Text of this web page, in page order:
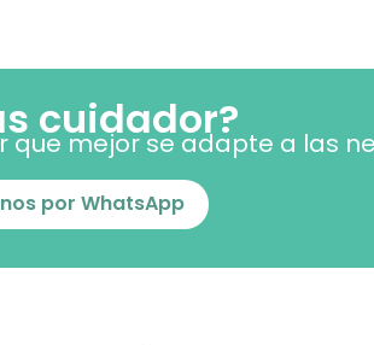
cuidador?
mejor se adapte a las
por WhatsApp